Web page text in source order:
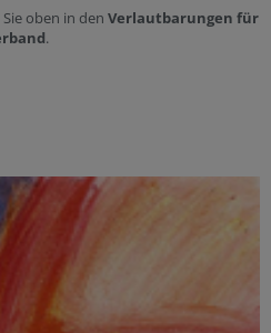
oben in den Verlautbarungen für
.